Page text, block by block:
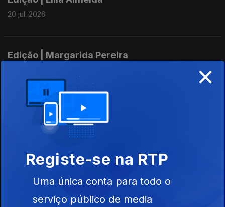
20 jul. 2026
Edição | Margarida Pereira
Edição I Margarida Pereira
15 jul. 2026
Edição | Margarida Pereira
14 jul. 2026
×
Registe-se na RTP
Uma única conta para todo o
serviço público de media